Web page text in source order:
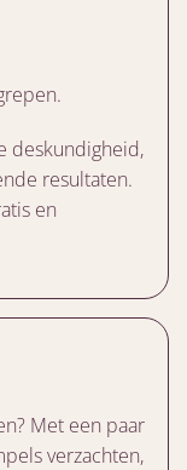
deskundigheid,
resultaten.
en
Met een paar
verzachten,